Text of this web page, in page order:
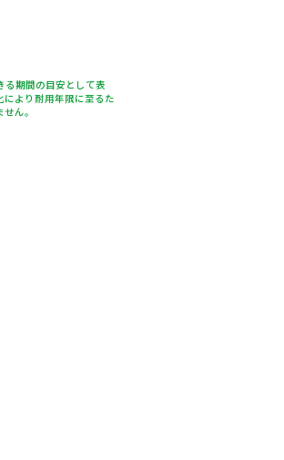
期間の目安として表
より耐用年限に至るた
ん。